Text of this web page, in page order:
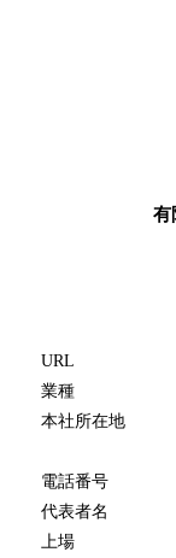
有
URL
業種
本社所在地
電話番号
代表者名
上場